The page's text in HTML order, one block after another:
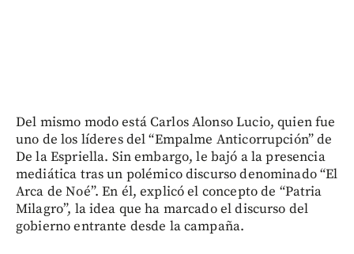
Del mismo modo está Carlos Alonso Lucio, quien fue
uno de los líderes del “Empalme Anticorrupción” de
De la Espriella. Sin embargo, le bajó a la presencia
mediática tras un polémico discurso denominado “El
Arca de Noé”. En él, explicó el concepto de “Patria
Milagro”, la idea que ha marcado el discurso del
gobierno entrante desde la campaña.